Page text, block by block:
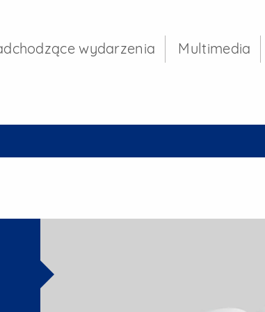
Miejskiego w
wydarzenia Multimedia